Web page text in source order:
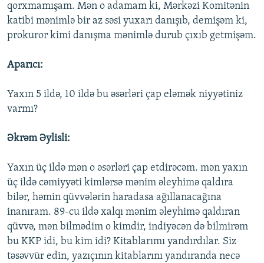
qorxmamışam. Mən o adamam ki, Mərkəzi Komitənin
katibi mənimlə bir az səsi yuxarı danışıb, demişəm ki,
prokuror kimi danışma mənimlə durub çıxıb getmişəm.
Aparıcı:
Yaxın 5 ildə, 10 ildə bu əsərləri çap eləmək niyyətiniz
varmı?
Əkrəm Əylisli:
Yaxın üç ildə mən o əsərləri çap etdirəcəm. mən yaxın
üç ildə cəmiyyəti kimlərsə mənim əleyhimə qaldıra
bilər, həmin qüvvələrin haradasa ağıllanacağına
inanıram. 89-cu ildə xalqı mənim əleyhimə qaldıran
qüvvə, mən bilmədim o kimdir, indiyəcən də bilmirəm
bu KKP idi, bu kim idi? Kitablarımı yandırdılar. Siz
təsəvvür edin, yazıçının kitablarını yandıranda necə